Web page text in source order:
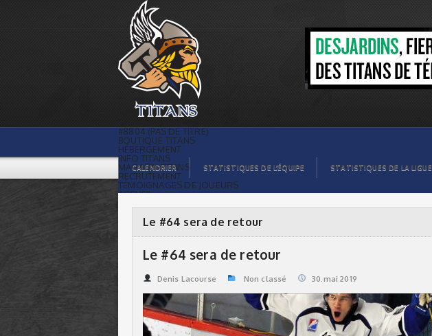
Le #64 sera de retour | Titans de
témiscaming
#8804 (PAS DE TITRE)
BOUTIQUE TITANS
HÉBERGEMENT
INFO TITANS
MAGASIN TITANS
RECRUTEMENT
TÉMOIGNAGES DE JOUEURS
ACCUEIL
GALERIE PHOTOS
STATISTIQUES
ORGANISATION
CALENDRIER
COMMANDITAIRES
STATISTIQUES DE LA LIGUE
CALENDRIER STATISTIQUES DE L’ÉQUIPE STATISTIQUES DE LA LIGUE
Le #64 sera de retour
Le #64 sera de retour
Denis Lacourse Non classé 30.mai 2019